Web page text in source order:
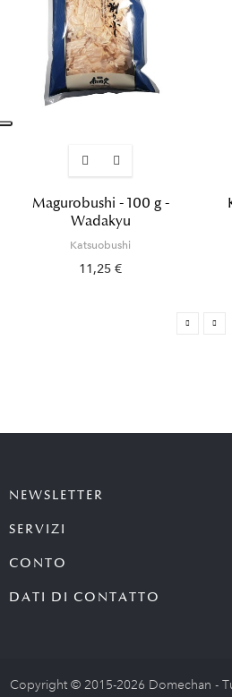
Magurobushi - 100 g -
Wadakyu
Katsuobushi
11,25 €
NEWSLETTER
SERVIZI
CONTO
DATI DI CONTATTO
Copyright © 2015-2026 Domechan -